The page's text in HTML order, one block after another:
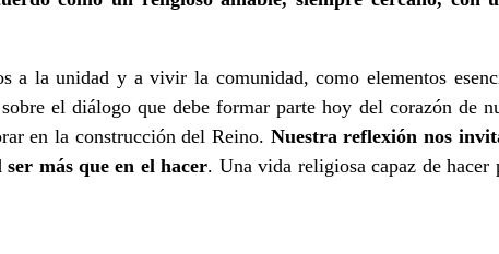
a la unidad y a vivir la comunidad, como elementos
el diálogo que debe formar parte hoy del corazón de
en la construcción del Reino. Nuestra reflexión nos
más que en el hacer. Una vida religiosa capaz de hacer